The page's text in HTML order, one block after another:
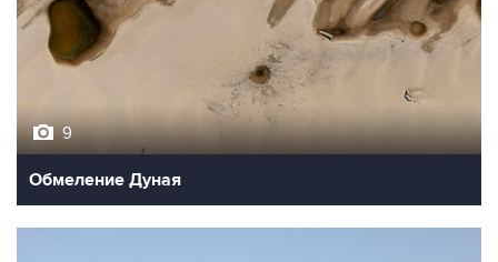
9
Обмеление Дуная